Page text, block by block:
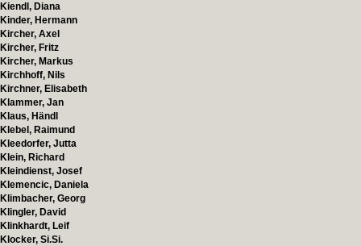
Kiendl, Diana
Kinder, Hermann
Kircher, Axel
Kircher, Fritz
Kircher, Markus
Kirchhoff, Nils
Kirchner, Elisabeth
Klammer, Jan
Klaus, Händl
Klebel, Raimund
Kleedorfer, Jutta
Klein, Richard
Kleindienst, Josef
Klemencic, Daniela
Klimbacher, Georg
Klingler, David
Klinkhardt, Leif
Klocker, Si.Si.